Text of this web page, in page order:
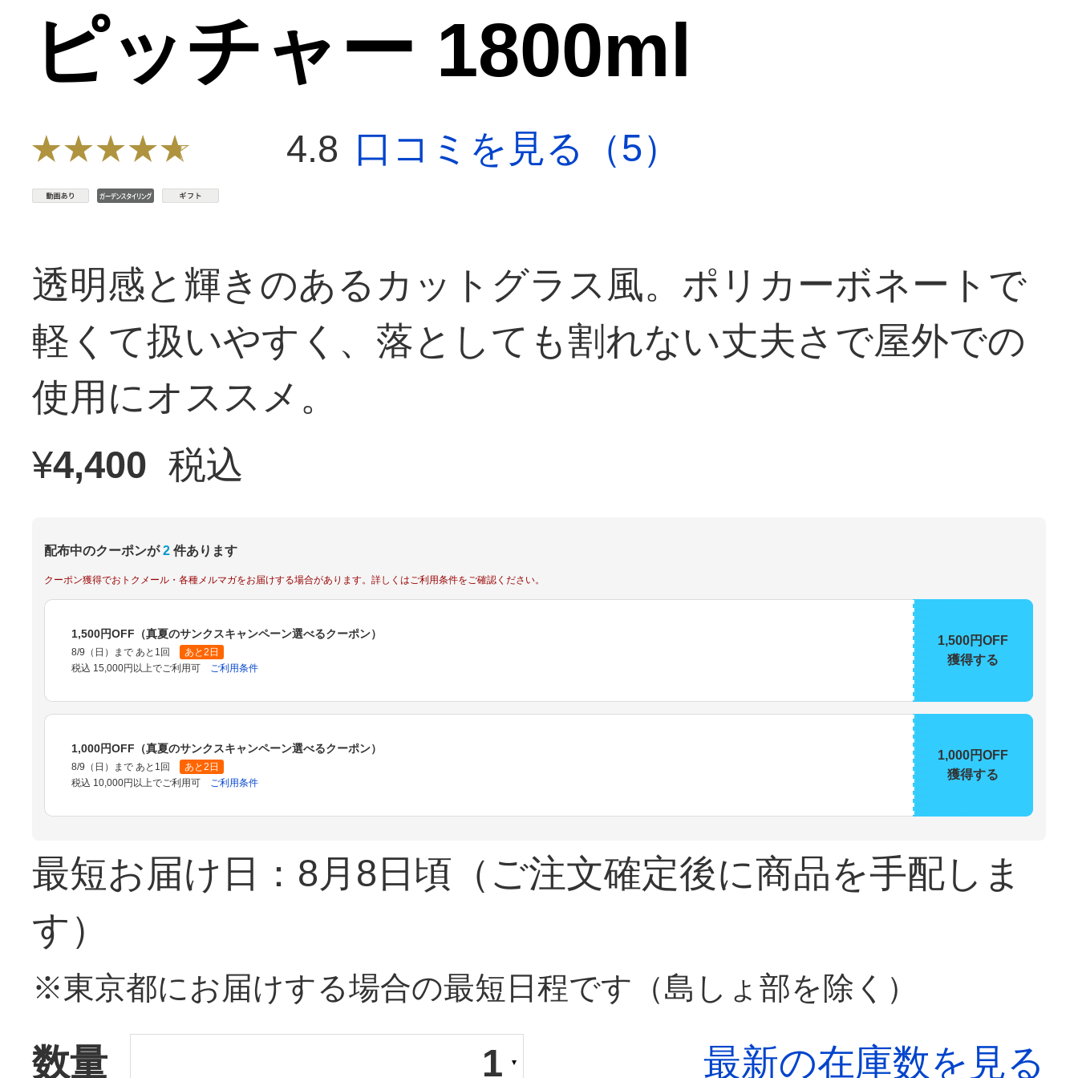
ピッチャー 1800ml
4.8 口コミを見る（5）
透明感と輝きのあるカットグラス風。ポリカーボネートで
軽くて扱いやすく、落としても割れない丈夫さで屋外での
使用にオススメ。
¥4,400 税込
配布中のクーポンが 2 件あります
クーポン獲得でおトクメール・各種メルマガをお届けする場合があります。詳しくはご利用条件をご確認ください。
1,500円OFF（真夏のサンクスキャンペーン選べるクーポン）
8/9（日）まで あと1回
あと2日
税込 15,000円以上でご利用可
ご利用条件
1,500円OFF
獲得する
1,000円OFF（真夏のサンクスキャンペーン選べるクーポン）
8/9（日）まで あと1回
あと2日
税込 10,000円以上でご利用可
ご利用条件
1,000円OFF
獲得する
最短お届け日：8月8日頃 （ご注文確定後に商品を手配しま
す）
※東京都にお届けする場合の最短日程です（島しょ部を除く）
数量 1 最新の在庫数を見る